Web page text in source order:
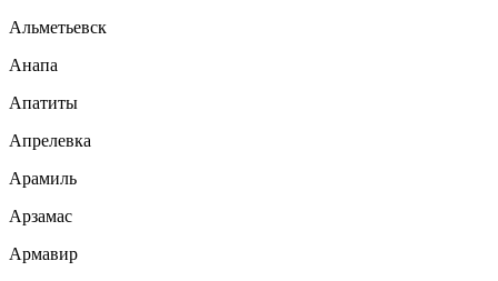
Альметьевск
Анапа
Апатиты
Апрелевка
Арамиль
Арзамас
Армавир